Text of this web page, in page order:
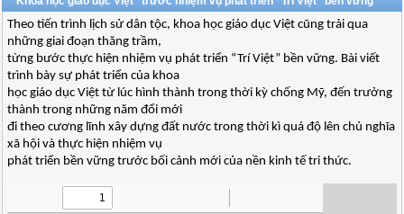
Theo tiến trình lịch sử dân tộc, khoa học giáo dục Việt cũng trải qua
những giai đoạn thăng trầm,
từng bước thực hiện nhiệm vụ phát triển “Trí Việt” bền vững. Bài viết
trình bày sự phát triển của khoa
học giáo dục Việt từ lúc hình thành trong thời kỳ chống Mỹ, đến trưởng
thành trong những năm đổi mới
đi theo cương lĩnh xây dựng đất nước trong thời kì quá độ lên chủ nghĩa
xã hội và thực hiện nhiệm vụ
phát triển bền vững trước bối cảnh mới của nền kinh tế tri thức.